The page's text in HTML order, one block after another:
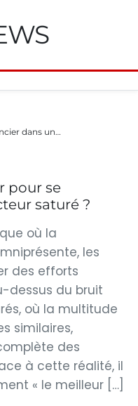
dans un…
pour se
saturé ?
où la
les
des efforts
dessus du bruit
où la multitude
similaires,
des
à cette réalité, il
« le meilleur […]